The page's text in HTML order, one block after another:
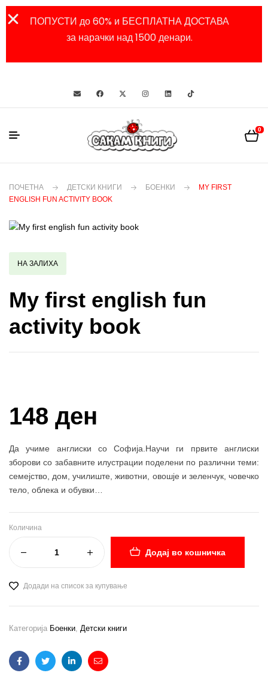
ПОПУСТИ до 60% и БЕСПЛАТНА ДОСТАВА
за нарачки над 1500 денари.
0
ПОЧЕТНА ДЕТСКИ КНИГИ БОЕНКИ
MY FIRST
ENGLISH FUN ACTIVITY BOOK
НА ЗАЛИХА
My first english fun
activity book
148 ден
Да учиме англиски со Софија. Научи ги првите англиски
зборови со забавните илустрации поделени по различни теми:
семејство, дом, училиште, животни, овошје и зеленчук, човечко
тело, облека и обувки…
Количина
Додај во кошничка
Додади на список за купување
Категорија Боенки, Детски книги
FacebookTwitterLinkedinEmail